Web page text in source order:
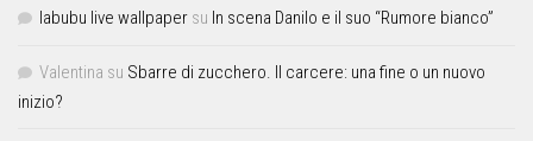
labubu live wallpaper su In scena Danilo e il suo “Rumore bianco”
Valentina su Sbarre di zucchero. Il carcere: una fine o un nuovo
inizio?